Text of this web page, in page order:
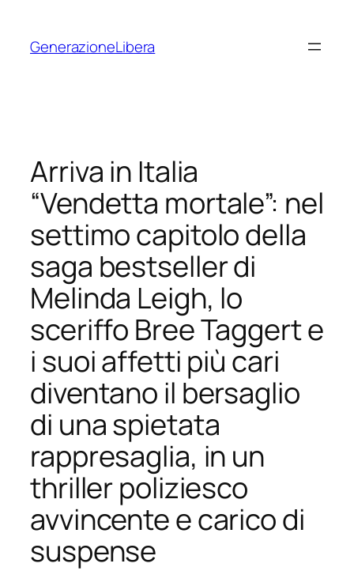
contenuto
GenerazioneLibera
Arriva in Italia
“Vendetta mortale”: nel
settimo capitolo della
saga bestseller di
Melinda Leigh, lo
sceriffo Bree Taggert e
i suoi affetti più cari
diventano il bersaglio
di una spietata
rappresaglia, in un
thriller poliziesco
avvincente e carico di
suspense